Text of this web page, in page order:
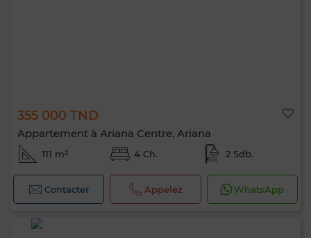
355 000 TND
Appartement à Ariana Centre, Ariana
111 m² 4 Ch. 2 Sdb.
Contacter Appelez WhatsApp